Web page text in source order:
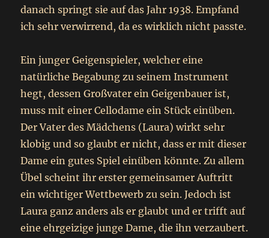
danach springt sie auf das Jahr 1938. Empfand
ich sehr verwirrend, da es wirklich nicht passte.
Ein junger Geigenspieler, welcher eine
natürliche Begabung zu seinem Instrument
hegt, dessen Großvater ein Geigenbauer ist,
muss mit einer Cellodame ein Stück einüben.
Der Vater des Mädchens (Laura) wirkt sehr
klobig und so glaubt er nicht, dass er mit dieser
Dame ein gutes Spiel einüben könnte. Zu allem
Übel scheint ihr erster gemeinsamer Auftritt
ein wichtiger Wettbewerb zu sein. Jedoch ist
Laura ganz anders als er glaubt und er trifft auf
eine ehrgeizige junge Dame, die ihn verzaubert.